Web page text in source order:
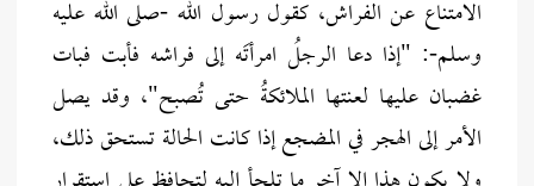
الامتناع عن الفراش، كقول رسول الله -صلى الله عليه
وسلم-: "إذا دعا الرجلُ امرأتَه إلى فراشه فأبت فبات
غضبان عليها لعنتها الملائكةُ حتى تُصبح"، وقد يصل
الأمر إلى الهجر في المضجع إذا كانت الحالة تستحق ذلك،